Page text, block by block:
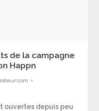
de la campagne
Happn
ouvertes depuis peu